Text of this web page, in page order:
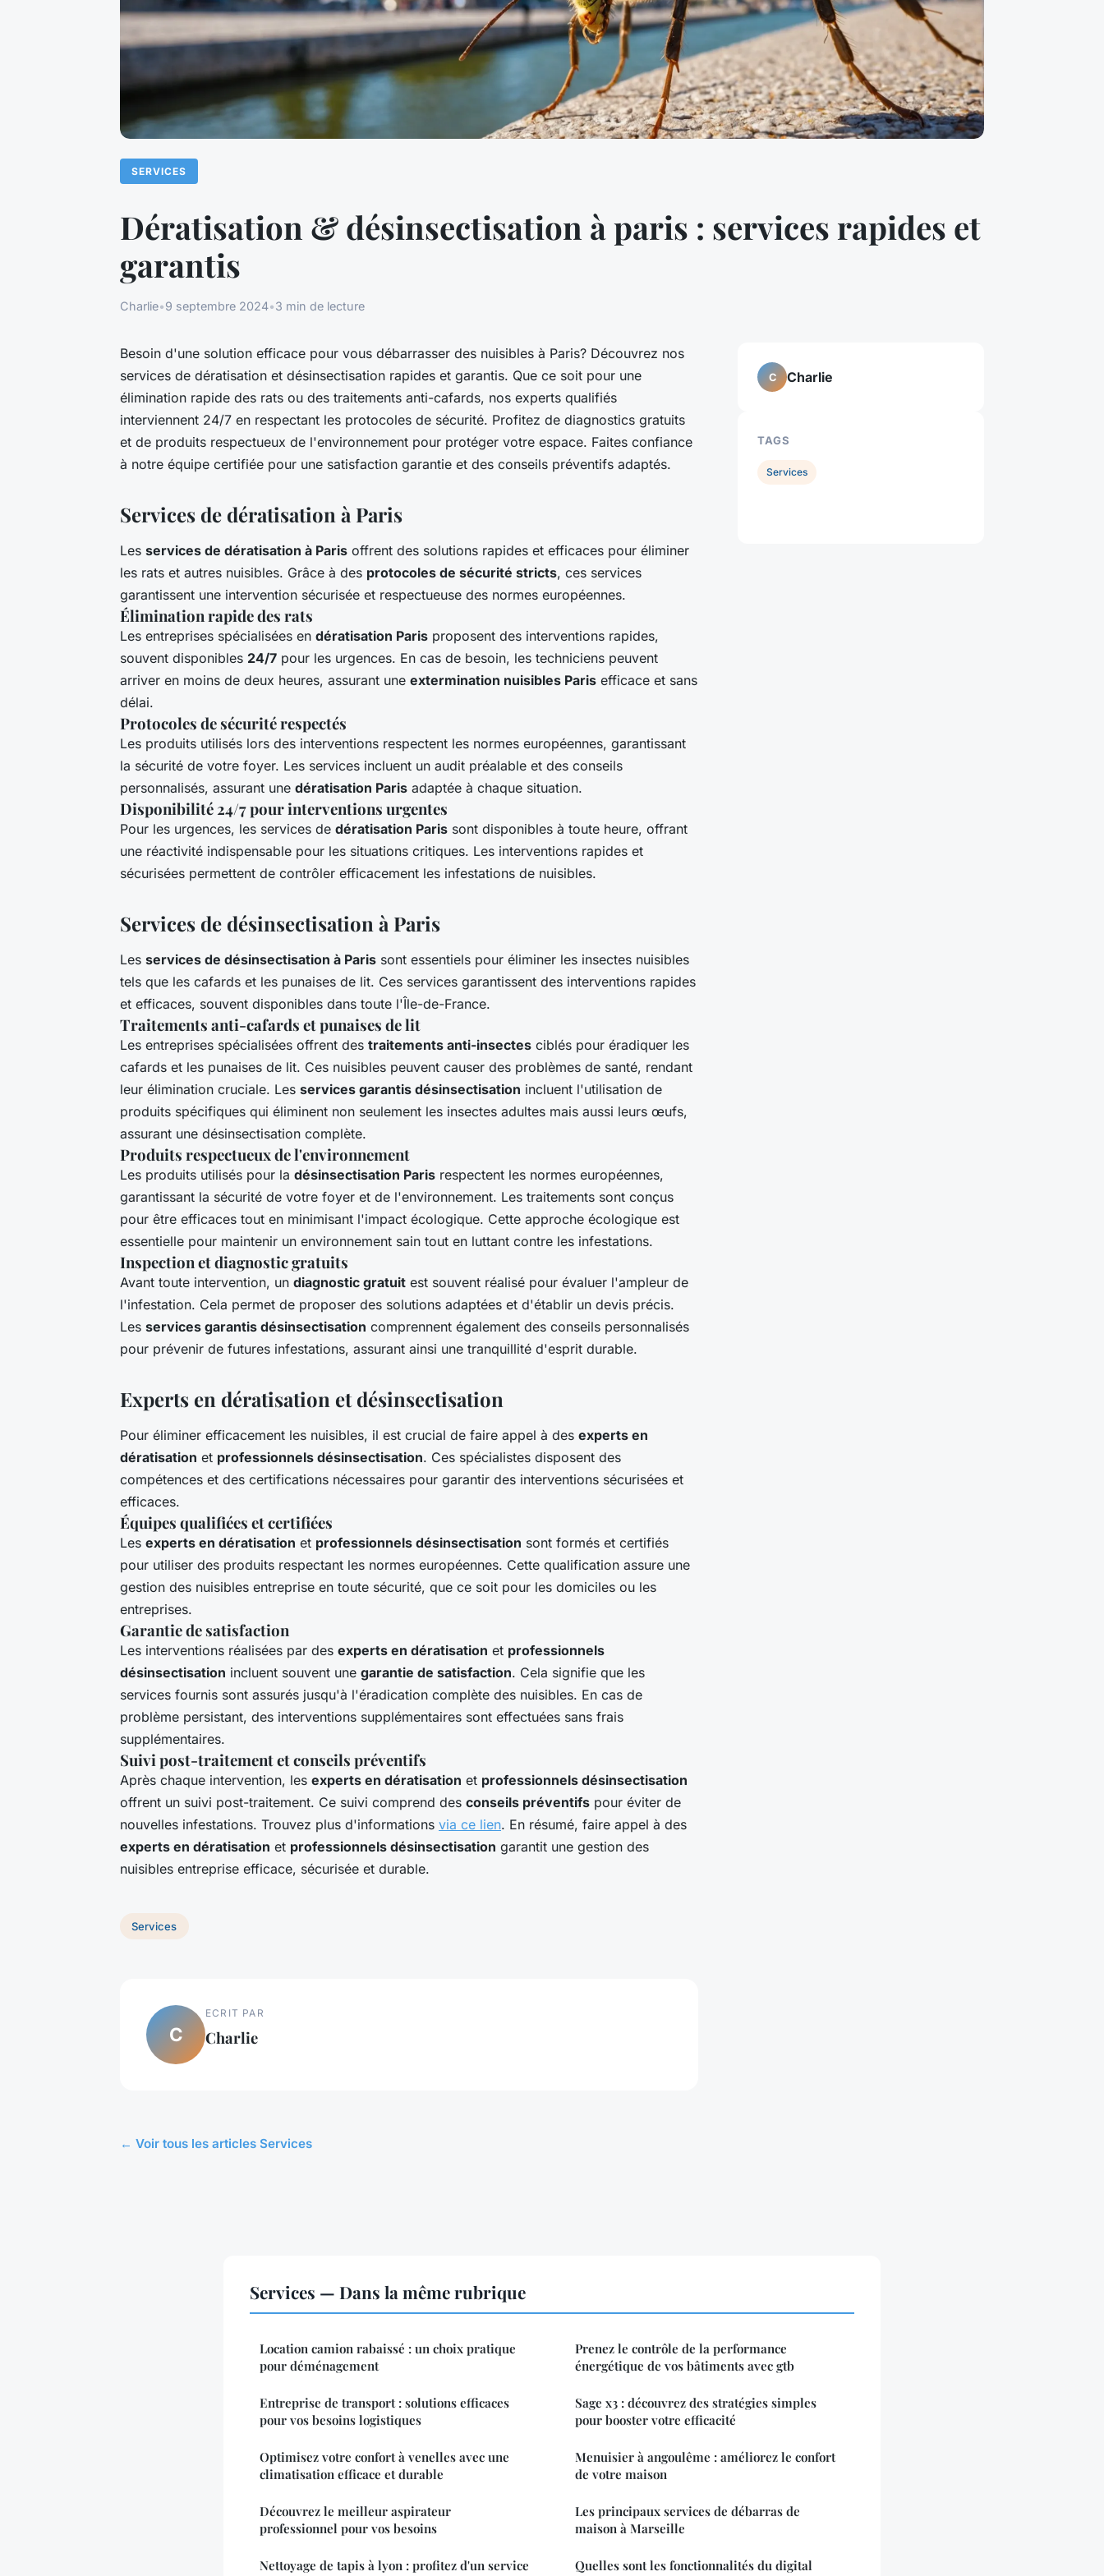
SERVICES
Dératisation & désinsectisation à paris : services rapides et
garantis
Charlie•9 septembre 2024•3 min de lecture
Besoin d'une solution efficace pour vous débarrasser des nuisibles à Paris? Découvrez nos
services de dératisation et désinsectisation rapides et garantis. Que ce soit pour une
élimination rapide des rats ou des traitements anti-cafards, nos experts qualifiés
interviennent 24/7 en respectant les protocoles de sécurité. Profitez de diagnostics gratuits
et de produits respectueux de l'environnement pour protéger votre espace. Faites confiance
à notre équipe certifiée pour une satisfaction garantie et des conseils préventifs adaptés.
Services de dératisation à Paris
Les services de dératisation à Paris offrent des solutions rapides et efficaces pour éliminer
les rats et autres nuisibles. Grâce à des protocoles de sécurité stricts, ces services
garantissent une intervention sécurisée et respectueuse des normes européennes.
Élimination rapide des rats
Les entreprises spécialisées en dératisation Paris proposent des interventions rapides,
souvent disponibles 24/7 pour les urgences. En cas de besoin, les techniciens peuvent
arriver en moins de deux heures, assurant une extermination nuisibles Paris efficace et sans
délai.
Protocoles de sécurité respectés
Les produits utilisés lors des interventions respectent les normes européennes, garantissant
la sécurité de votre foyer. Les services incluent un audit préalable et des conseils
personnalisés, assurant une dératisation Paris adaptée à chaque situation.
Disponibilité 24/7 pour interventions urgentes
Pour les urgences, les services de dératisation Paris sont disponibles à toute heure, offrant
une réactivité indispensable pour les situations critiques. Les interventions rapides et
sécurisées permettent de contrôler efficacement les infestations de nuisibles.
Services de désinsectisation à Paris
Les services de désinsectisation à Paris sont essentiels pour éliminer les insectes nuisibles
tels que les cafards et les punaises de lit. Ces services garantissent des interventions rapides
et efficaces, souvent disponibles dans toute l'Île-de-France.
Traitements anti-cafards et punaises de lit
Les entreprises spécialisées offrent des traitements anti-insectes ciblés pour éradiquer les
cafards et les punaises de lit. Ces nuisibles peuvent causer des problèmes de santé, rendant
leur élimination cruciale. Les services garantis désinsectisation incluent l'utilisation de
produits spécifiques qui éliminent non seulement les insectes adultes mais aussi leurs œufs,
assurant une désinsectisation complète.
Produits respectueux de l'environnement
Les produits utilisés pour la désinsectisation Paris respectent les normes européennes,
garantissant la sécurité de votre foyer et de l'environnement. Les traitements sont conçus
pour être efficaces tout en minimisant l'impact écologique. Cette approche écologique est
essentielle pour maintenir un environnement sain tout en luttant contre les infestations.
Inspection et diagnostic gratuits
Avant toute intervention, un diagnostic gratuit est souvent réalisé pour évaluer l'ampleur de
l'infestation. Cela permet de proposer des solutions adaptées et d'établir un devis précis.
Les services garantis désinsectisation comprennent également des conseils personnalisés
pour prévenir de futures infestations, assurant ainsi une tranquillité d'esprit durable.
Experts en dératisation et désinsectisation
Pour éliminer efficacement les nuisibles, il est crucial de faire appel à des experts en
dératisation et professionnels désinsectisation. Ces spécialistes disposent des
compétences et des certifications nécessaires pour garantir des interventions sécurisées et
efficaces.
Équipes qualifiées et certifiées
Les experts en dératisation et professionnels désinsectisation sont formés et certifiés
pour utiliser des produits respectant les normes européennes. Cette qualification assure une
gestion des nuisibles entreprise en toute sécurité, que ce soit pour les domiciles ou les
entreprises.
Garantie de satisfaction
Les interventions réalisées par des experts en dératisation et professionnels
désinsectisation incluent souvent une garantie de satisfaction. Cela signifie que les
services fournis sont assurés jusqu'à l'éradication complète des nuisibles. En cas de
problème persistant, des interventions supplémentaires sont effectuées sans frais
supplémentaires.
Suivi post-traitement et conseils préventifs
Après chaque intervention, les experts en dératisation et professionnels désinsectisation
offrent un suivi post-traitement. Ce suivi comprend des conseils préventifs pour éviter de
nouvelles infestations. Trouvez plus d'informations via ce lien. En résumé, faire appel à des
experts en dératisation et professionnels désinsectisation garantit une gestion des
nuisibles entreprise efficace, sécurisée et durable.
Services
C
ECRIT PAR
Charlie
← Voir tous les articles Services
C Charlie
TAGS
Services
Services — Dans la même rubrique
Location camion rabaissé : un choix pratique
pour déménagement
Entreprise de transport : solutions efficaces
pour vos besoins logistiques
Optimisez votre confort à venelles avec une
climatisation efficace et durable
Découvrez le meilleur aspirateur
professionnel pour vos besoins
Nettoyage de tapis à lyon : profitez d'un service
Prenez le contrôle de la performance
énergétique de vos bâtiments avec gtb
Sage x3 : découvrez des stratégies simples
pour booster votre efficacité
Menuisier à angoulême : améliorez le confort
de votre maison
Les principaux services de débarras de
maison à Marseille
Quelles sont les fonctionnalités du digital